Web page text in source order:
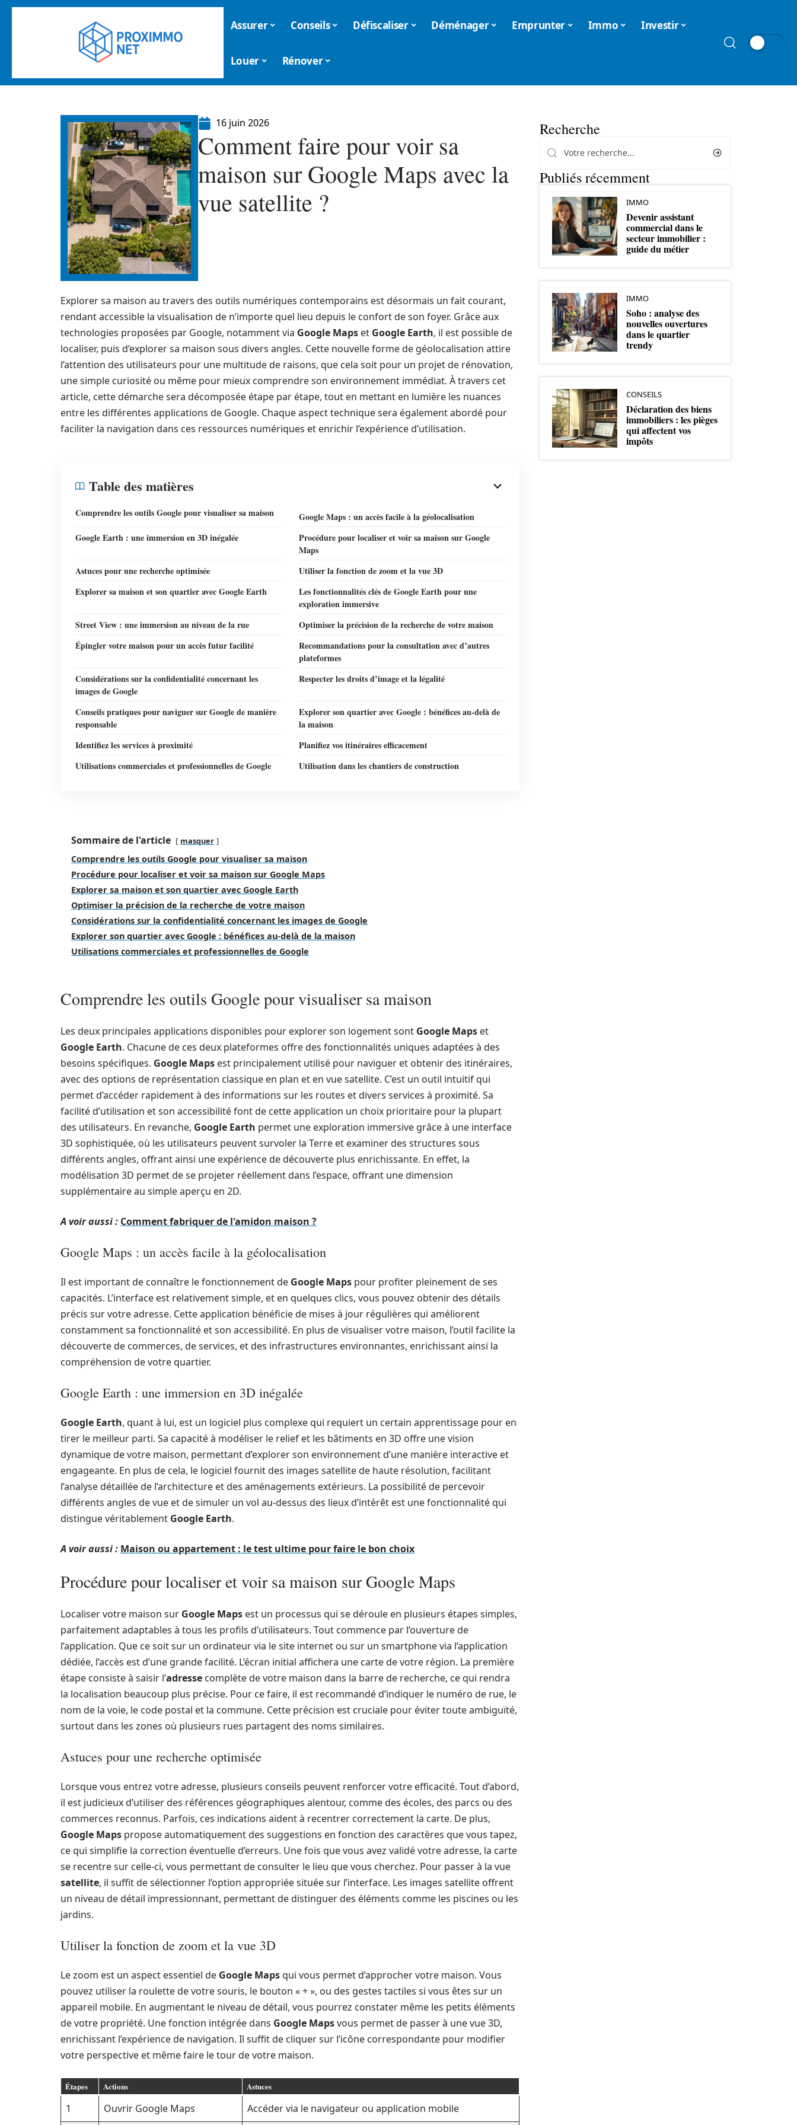
Assurer Conseils Défiscaliser Déménager Emprunter Immo Investir
Louer Rénover
16 juin 2026
Comment faire pour voir sa
maison sur Google Maps avec la
vue satellite ?
Explorer sa maison au travers des outils numériques contemporains est désormais un fait courant,
rendant accessible la visualisation de n’importe quel lieu depuis le confort de son foyer. Grâce aux
technologies proposées par Google, notamment via Google Maps et Google Earth, il est possible de
localiser, puis d’explorer sa maison sous divers angles. Cette nouvelle forme de géolocalisation attire
l’attention des utilisateurs pour une multitude de raisons, que cela soit pour un projet de rénovation,
une simple curiosité ou même pour mieux comprendre son environnement immédiat. À travers cet
article, cette démarche sera décomposée étape par étape, tout en mettant en lumière les nuances
entre les différentes applications de Google. Chaque aspect technique sera également abordé pour
faciliter la navigation dans ces ressources numériques et enrichir l’expérience d’utilisation.
Table des matières
Comprendre les outils Google pour visualiser sa maison
Google Maps : un accès facile à la géolocalisation
Google Earth : une immersion en 3D inégalée
Procédure pour localiser et voir sa maison sur Google
Maps
Astuces pour une recherche optimisée
Utiliser la fonction de zoom et la vue 3D
Explorer sa maison et son quartier avec Google Earth
Les fonctionnalités clés de Google Earth pour une
exploration immersive
Street View : une immersion au niveau de la rue
Optimiser la précision de la recherche de votre maison
Épingler votre maison pour un accès futur facilité
Recommandations pour la consultation avec d’autres
plateformes
Considérations sur la confidentialité concernant les
images de Google
Respecter les droits d’image et la légalité
Conseils pratiques pour naviguer sur Google de manière
responsable
Explorer son quartier avec Google : bénéfices au-delà de
la maison
Identifiez les services à proximité
Planifiez vos itinéraires efficacement
Utilisations commerciales et professionnelles de Google
Utilisation dans les chantiers de construction
Sommaire de l'article masquer
Comprendre les outils Google pour visualiser sa maison
Procédure pour localiser et voir sa maison sur Google Maps
Explorer sa maison et son quartier avec Google Earth
Optimiser la précision de la recherche de votre maison
Considérations sur la confidentialité concernant les images de Google
Explorer son quartier avec Google : bénéfices au-delà de la maison
Utilisations commerciales et professionnelles de Google
Comprendre les outils Google pour visualiser sa maison
Les deux principales applications disponibles pour explorer son logement sont Google Maps et
Google Earth. Chacune de ces deux plateformes offre des fonctionnalités uniques adaptées à des
besoins spécifiques. Google Maps est principalement utilisé pour naviguer et obtenir des itinéraires,
avec des options de représentation classique en plan et en vue satellite. C’est un outil intuitif qui
permet d’accéder rapidement à des informations sur les routes et divers services à proximité. Sa
facilité d’utilisation et son accessibilité font de cette application un choix prioritaire pour la plupart
des utilisateurs. En revanche, Google Earth permet une exploration immersive grâce à une interface
3D sophistiquée, où les utilisateurs peuvent survoler la Terre et examiner des structures sous
différents angles, offrant ainsi une expérience de découverte plus enrichissante. En effet, la
modélisation 3D permet de se projeter réellement dans l’espace, offrant une dimension
supplémentaire au simple aperçu en 2D.
A voir aussi : Comment fabriquer de l'amidon maison ?
Google Maps : un accès facile à la géolocalisation
Il est important de connaître le fonctionnement de Google Maps pour profiter pleinement de ses
capacités. L’interface est relativement simple, et en quelques clics, vous pouvez obtenir des détails
précis sur votre adresse. Cette application bénéficie de mises à jour régulières qui améliorent
constamment sa fonctionnalité et son accessibilité. En plus de visualiser votre maison, l’outil facilite la
découverte de commerces, de services, et des infrastructures environnantes, enrichissant ainsi la
compréhension de votre quartier.
Google Earth : une immersion en 3D inégalée
Google Earth, quant à lui, est un logiciel plus complexe qui requiert un certain apprentissage pour en
tirer le meilleur parti. Sa capacité à modéliser le relief et les bâtiments en 3D offre une vision
dynamique de votre maison, permettant d’explorer son environnement d’une manière interactive et
engageante. En plus de cela, le logiciel fournit des images satellite de haute résolution, facilitant
l’analyse détaillée de l’architecture et des aménagements extérieurs. La possibilité de percevoir
différents angles de vue et de simuler un vol au-dessus des lieux d’intérêt est une fonctionnalité qui
distingue véritablement Google Earth.
A voir aussi : Maison ou appartement : le test ultime pour faire le bon choix
Procédure pour localiser et voir sa maison sur Google Maps
Localiser votre maison sur Google Maps est un processus qui se déroule en plusieurs étapes simples,
parfaitement adaptables à tous les profils d’utilisateurs. Tout commence par l’ouverture de
l’application. Que ce soit sur un ordinateur via le site internet ou sur un smartphone via l’application
dédiée, l’accès est d’une grande facilité. L’écran initial affichera une carte de votre région. La première
étape consiste à saisir l’adresse complète de votre maison dans la barre de recherche, ce qui rendra
la localisation beaucoup plus précise. Pour ce faire, il est recommandé d’indiquer le numéro de rue, le
nom de la voie, le code postal et la commune. Cette précision est cruciale pour éviter toute ambiguïté,
surtout dans les zones où plusieurs rues partagent des noms similaires.
Astuces pour une recherche optimisée
Lorsque vous entrez votre adresse, plusieurs conseils peuvent renforcer votre efficacité. Tout d’abord,
il est judicieux d’utiliser des références géographiques alentour, comme des écoles, des parcs ou des
commerces reconnus. Parfois, ces indications aident à recentrer correctement la carte. De plus,
Google Maps propose automatiquement des suggestions en fonction des caractères que vous tapez,
ce qui simplifie la correction éventuelle d’erreurs. Une fois que vous avez validé votre adresse, la carte
se recentre sur celle-ci, vous permettant de consulter le lieu que vous cherchez. Pour passer à la vue
satellite, il suffit de sélectionner l’option appropriée située sur l’interface. Les images satellite offrent
un niveau de détail impressionnant, permettant de distinguer des éléments comme les piscines ou les
jardins.
Utiliser la fonction de zoom et la vue 3D
Le zoom est un aspect essentiel de Google Mapsqui vous permet d’approcher votre maison. Vous
pouvez utiliser la roulette de votre souris, le bouton « + », ou des gestes tactiles si vous êtes sur un
appareil mobile. En augmentant le niveau de détail, vous pourrez constater même les petits éléments
de votre propriété. Une fonction intégrée dans Google Mapsvous permet de passer à une vue 3D,
enrichissant l’expérience de navigation. Il suffit de cliquer sur l’icône correspondante pour modifier
votre perspective et même faire le tour de votre maison.
Étapes Actions Astuces
1 Ouvrir Google Maps Accéder via le navigateur ou application mobile
Recherche
Publiés récemment
IMMO
Devenir assistant
commercial dans le
secteur immobilier :
guide du métier
IMMO
Soho : analyse des
nouvelles ouvertures
dans le quartier
trendy
CONSEILS
Déclaration des biens
immobiliers : les pièges
qui affectent vos
impôts